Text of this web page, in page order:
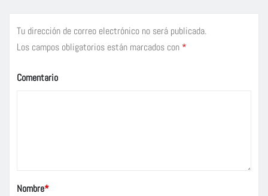
Tu dirección de correo electrónico no será publicada.
Los campos obligatorios están marcados con *
Comentario
Nombre*